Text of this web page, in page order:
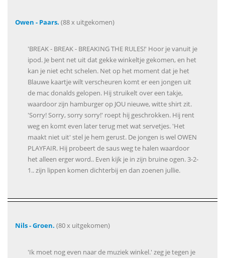
Owen - Paars. (88 x uitgekomen)
'BREAK - BREAK - BREAKING THE RULES!' Hoor je vanuit je
ipod. Je bent net uit dat gekke winkeltje gekomen, en het
kan je niet echt schelen. Net op het moment dat je het
Blauwe kaartje wilt verscheuren komt er een jongen uit
de mac donalds gelopen. Hij struikelt over een takje,
waardoor zijn hamburger op JOU nieuwe, witte shirt zit.
'Sorry! Sorry, sorry sorry!' roept hij geschrokken. Hij rent
weg en komt even later terug met wat servetjes. 'Het
maakt niet uit' stel je hem gerust. De jongen is wel OWEN
PLAYFAIR. Hij probeert de saus weg te halen waardoor
het alleen erger word.. Even kijk je in zijn bruine ogen. 3-2-
1.. zijn lippen komen dichterbij en dan zoenen jullie.
Nils - Groen. (80 x uitgekomen)
'Ik moet nog even naar de muziek winkel.' zeg je tegen je